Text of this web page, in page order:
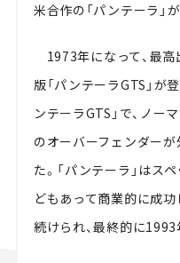
米合作の「パンテーラ」
1973年になって、最
版「パンテーラGTS」が
ンテーラGTS」で、ノー
のオーバーフェンダー
た。「パンテーラ」はス
どもあって商業的に成
続けられ、最終的に1993